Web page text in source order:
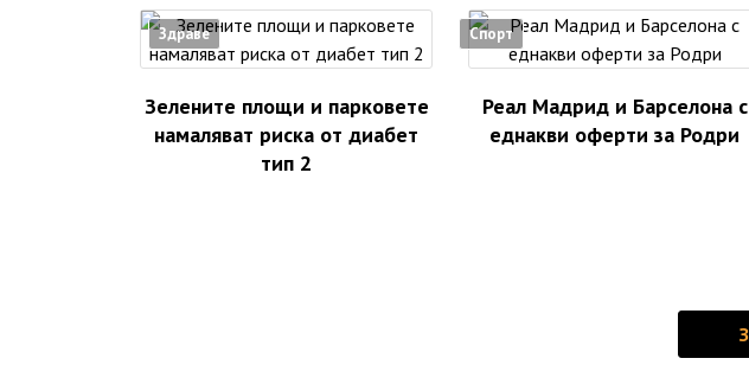
Здраве
Зелените площи и парковете
намаляват риска от диабет
тип 2
Спорт
Реал Мадрид и Барселона с
еднакви оферти за Родри